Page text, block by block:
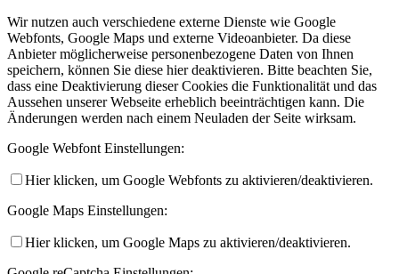
Wir nutzen auch verschiedene externe Dienste wie Google
Webfonts, Google Maps und externe Videoanbieter. Da diese
Anbieter möglicherweise personenbezogene Daten von Ihnen
speichern, können Sie diese hier deaktivieren. Bitte beachten Sie,
dass eine Deaktivierung dieser Cookies die Funktionalität und das
Aussehen unserer Webseite erheblich beeinträchtigen kann. Die
Änderungen werden nach einem Neuladen der Seite wirksam.
Google Webfont Einstellungen:
Hier klicken, um Google Webfonts zu aktivieren/deaktivieren.
Google Maps Einstellungen:
Hier klicken, um Google Maps zu aktivieren/deaktivieren.